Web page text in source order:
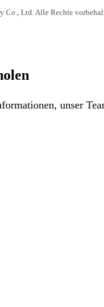
Co., Ltd. Alle Rechte
unser